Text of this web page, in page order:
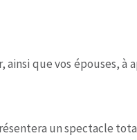
que vos épouses, à
un spectacle